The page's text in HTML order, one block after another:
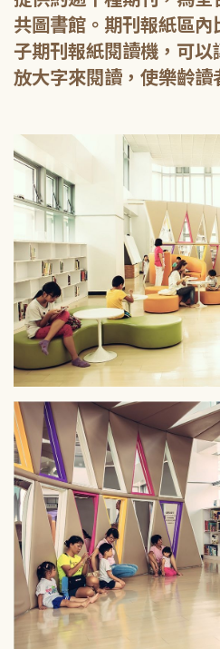
共圖書館。期刊報紙區
子期刊報紙閱讀機，可
放大字來閱讀，使樂齡讀